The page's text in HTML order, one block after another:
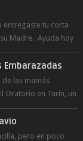
entregaste tu corta
Madre. Ayuda hoy
Embarazadas
de las mamás
Oratorio en Turín, un
pero en poco